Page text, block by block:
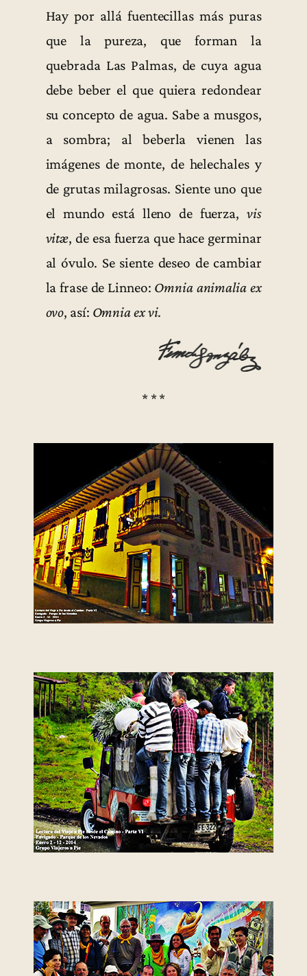
Hay por allá fuentecillas más puras
que la pureza, que forman la
quebrada Las Palmas, de cuya agua
debe beber el que quiera redondear
su concepto de agua. Sabe a musgos,
a sombra; al beberla vienen las
imágenes de monte, de helechales y
de grutas milagrosas. Siente uno que
el mundo está lleno de fuerza, vis
vitæ, de esa fuerza que hace germinar
al óvulo. Se siente deseo de cambiar
la frase de Linneo: Omnia animalia ex
ovo, así: Omnia ex vi.
* * *